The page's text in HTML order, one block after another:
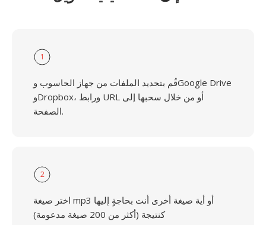
1
قُم بتحديد الملفات من جهاز الحاسوب وGoogle Drive
وDropbox، ورابط URL أو من خلال سحبها إلى
الصفحة.
2
اختر صيغة mp3 أو أية صيغة أخرى أنت بحاجةٍ إليها
كنتيجة (أكثر من 200 صيغة مدعومة)